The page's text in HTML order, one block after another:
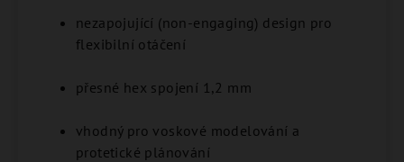
nezapojující (non-engaging) design pro
flexibilní otáčení
přesné hex spojení 1,2 mm
vhodný pro voskové modelování a
protetické plánování